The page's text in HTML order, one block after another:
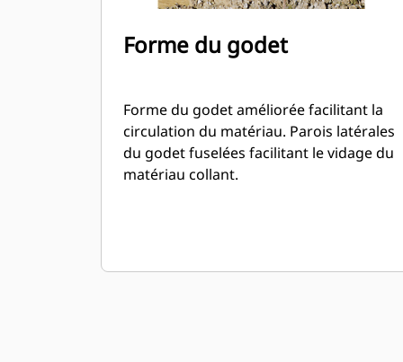
Forme du godet
Forme du godet améliorée facilitant la
circulation du matériau. Parois latérales
du godet fuselées facilitant le vidage du
matériau collant.